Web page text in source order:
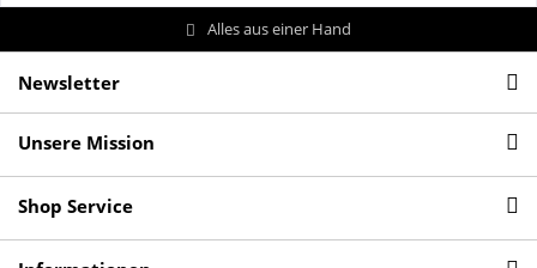
Alles aus einer Hand
Newsletter
Unsere Mission
Shop Service